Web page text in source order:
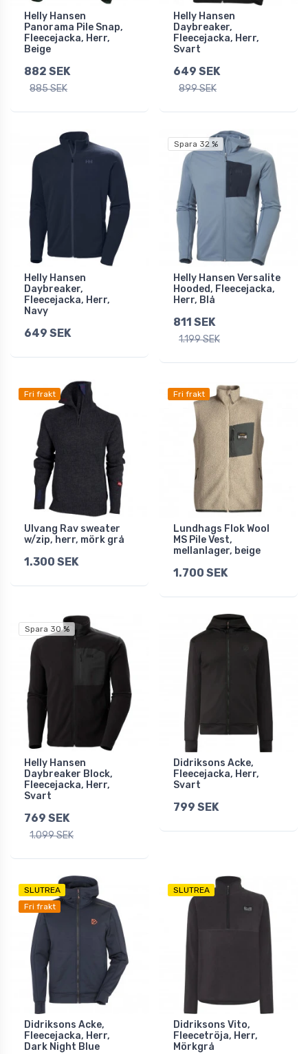
Helly Hansen
Panorama Pile Snap,
Fleecejacka, Herr,
Beige
882 SEK
885 SEK
Helly Hansen
Daybreaker,
Fleecejacka, Herr,
Svart
649 SEK
899 SEK
Helly Hansen
Daybreaker,
Fleecejacka, Herr,
Navy
649 SEK
Spara 32 %
Helly Hansen Versalite
Hooded, Fleecejacka,
Herr, Blå
811 SEK
1.199 SEK
Fri frakt
Ulvang Rav sweater
w/zip, herr, mörk grå
1.300 SEK
Fri frakt
Lundhags Flok Wool
MS Pile Vest,
mellanlager, beige
1.700 SEK
Spara 30 %
Helly Hansen
Daybreaker Block,
Fleecejacka, Herr,
Svart
769 SEK
1.099 SEK
Didriksons Acke,
Fleecejacka, Herr,
Svart
799 SEK
SLUTREA
Fri frakt
Didriksons Acke,
Fleecejacka, Herr,
Dark Night Blue
SLUTREA
Didriksons Vito,
Fleecetröja, Herr,
Mörkgrå